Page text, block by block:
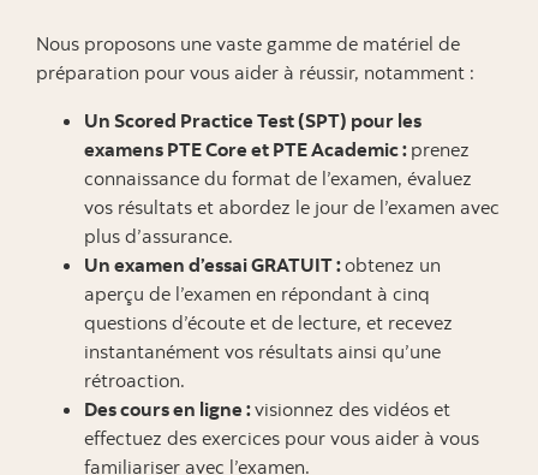
Nous proposons une vaste gamme de matériel de
préparation pour vous aider à réussir, notamment :
Un Scored Practice Test (SPT) pour les
examens PTE Core et PTE Academic : prenez
connaissance du format de l’examen, évaluez
vos résultats et abordez le jour de l’examen avec
plus d’assurance.
Un examen d’essai GRATUIT :obtenez un
aperçu de l’examen en répondant à cinq
questions d’écoute et de lecture, et recevez
instantanément vos résultats ainsi qu’une
rétroaction.
Des cours en ligne :visionnez des vidéos et
effectuez des exercices pour vous aider à vous
familiariser avec l’examen.